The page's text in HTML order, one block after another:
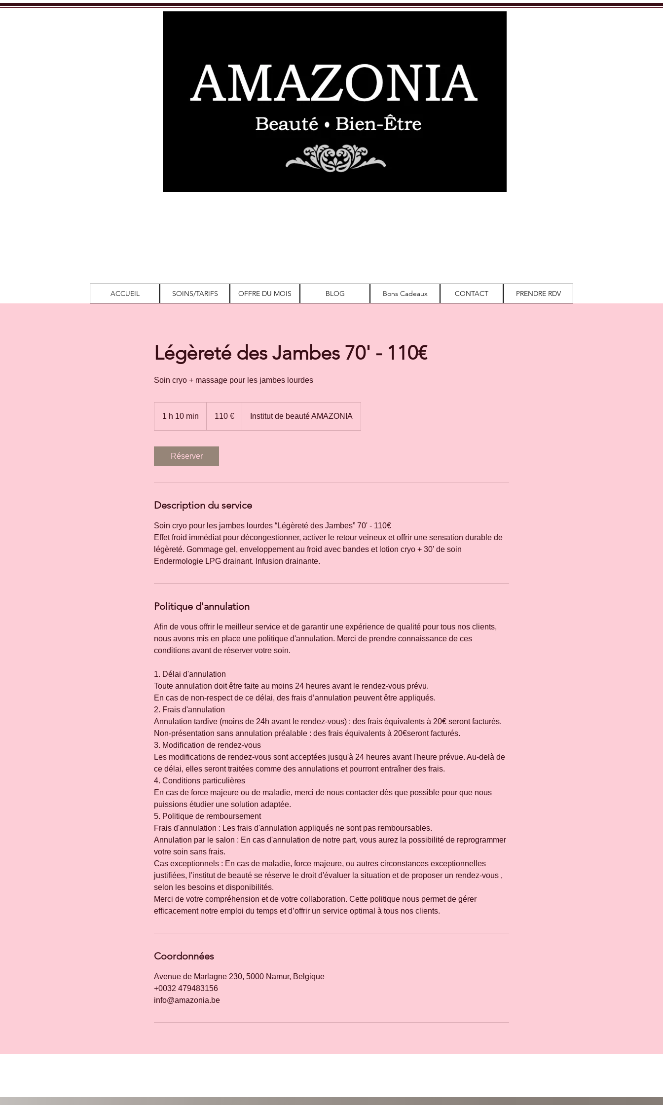
ACCUEIL SOINS/TARIFS OFFRE DU MOIS BLOG Bons Cadeaux CONTACT PRENDRE RDV
Légèreté des Jambes 70' - 110€
Soin cryo + massage pour les jambes lourdes
1 h 10 min 110 € Institut de beauté AMAZONIA
Réserver
Description du service
Soin cryo pour les jambes lourdes “Légèreté des Jambes” 70' - 110€
Effet froid immédiat pour décongestionner, activer le retour veineux et offrir une sensation durable de
légèreté. Gommage gel, enveloppement au froid avec bandes et lotion cryo + 30’ de soin
Politique d'annulation
Afin de vous offrir le meilleur service et de garantir une expérience de qualité pour tous nos clients,
nous avons mis en place une politique d'annulation. Merci de prendre connaissance de ces
conditions avant de réserver votre soin.
1. Délai d'annulation
Toute annulation doit être faite au moins 24 heures avant le rendez-vous prévu.
En cas de non-respect de ce délai, des frais d’annulation peuvent être appliqués.
2. Frais d'annulation
Annulation tardive (moins de 24h avant le rendez-vous) : des frais équivalents à 20€ seront facturés.
Non-présentation sans annulation préalable : des frais équivalents à 20€seront facturés.
3. Modification de rendez-vous
Les modifications de rendez-vous sont acceptées jusqu'à 24 heures avant l'heure prévue. Au-delà de
ce délai, elles seront traitées comme des annulations et pourront entraîner des frais.
4. Conditions particulières
En cas de force majeure ou de maladie, merci de nous contacter dès que possible pour que nous
puissions étudier une solution adaptée.
5. Politique de remboursement
Frais d'annulation : Les frais d'annulation appliqués ne sont pas remboursables.
Annulation par le salon : En cas d'annulation de notre part, vous aurez la possibilité de reprogrammer
votre soin sans frais.
Cas exceptionnels : En cas de maladie, force majeure, ou autres circonstances exceptionnelles
justifiées, l'institut de beauté se réserve le droit d'évaluer la situation et de proposer un rendez-vous ,
selon les besoins et disponibilités.
Merci de votre compréhension et de votre collaboration. Cette politique nous permet de gérer
Coordonnées
Avenue de Marlagne 230, 5000 Namur, Belgique
+0032 479483156
info@amazonia.be